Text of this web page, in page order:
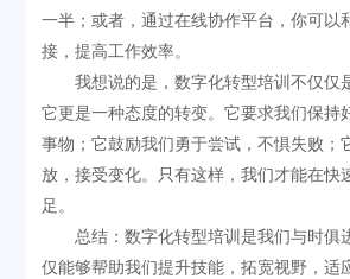
一半；或者，通过在线协作平台，你可以
接，提高工作效率。
我想说的是，数字化转型培训不仅仅
它更是一种态度的转变。它要求我们保持
事物；它鼓励我们勇于尝试，不惧失败；
放，接受变化。只有这样，我们才能在快
足。
总结：数字化转型培训是我们与时俱
仅能够帮助我们提升技能，拓宽视野，适